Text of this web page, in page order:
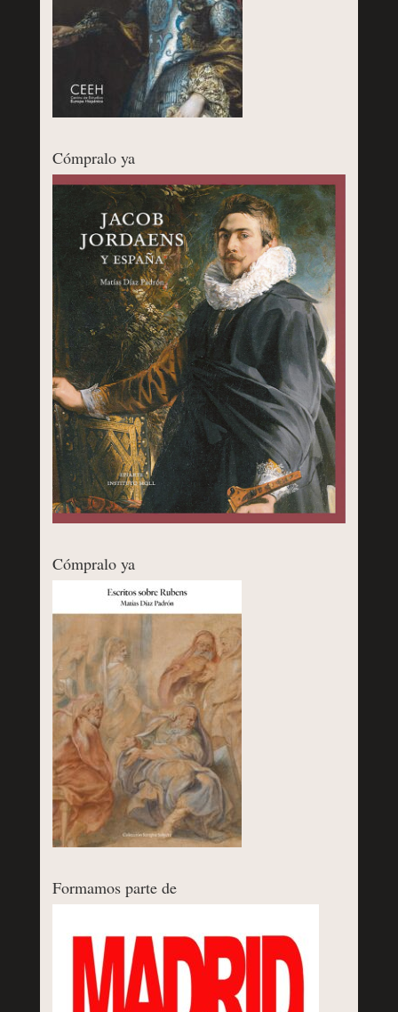
Cómpralo ya
Cómpralo ya
Formamos parte de